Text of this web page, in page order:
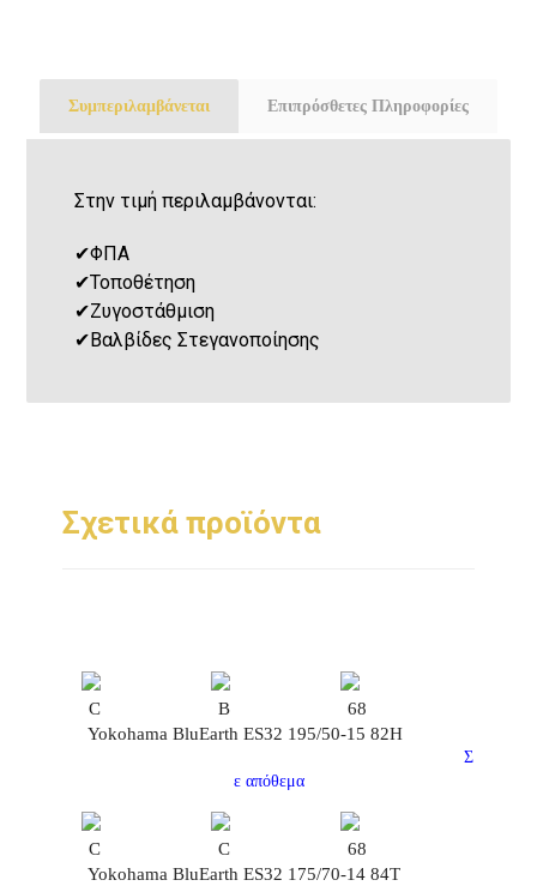
Συμπεριλαμβάνεται Επιπρόσθετες Πληροφορίες
Στην τιμή περιλαμβάνονται:
✔ΦΠΑ
✔Τοποθέτηση
✔Ζυγοστάθμιση
✔Βαλβίδες Στεγανοποίησης
Σχετικά προϊόντα
C B
68
Yokohama BluEarth ES32 195/50-15 82H
Σ
ε απόθεμα
C C
68
Yokohama BluEarth ES32 175/70-14 84T